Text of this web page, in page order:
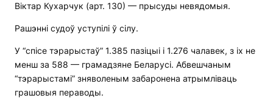
Віктар Кухарчук (арт. 130) — прысуды невядомыя.
Рашэнні судоў уступілі ў сілу.
У “спісе тэрарыстаў” 1.385 пазіцыі і 1.276 чалавек, з іх не
менш за 588 — грамадзяне Беларусі. Абвешчаным
“тэрарыстамі” зняволеным забаронена атрымліваць
грашовыя пераводы.